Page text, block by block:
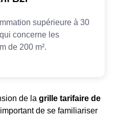
de la grille tarifaire de
de se familiariser